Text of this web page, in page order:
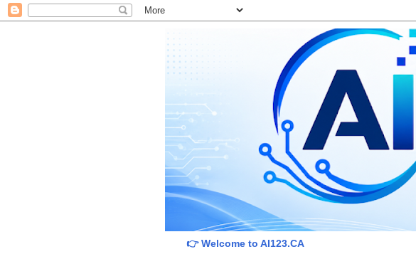
👉 Welcome to AI123.CA